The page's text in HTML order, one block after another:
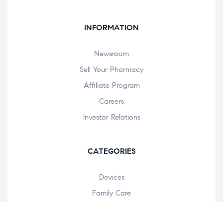
INFORMATION
Newsroom
Sell Your Pharmacy
Affiliate Program
Careers
Investor Relations
CATEGORIES
Devices
Family Care